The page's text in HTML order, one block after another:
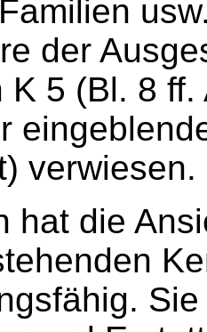
der
K 5 (Bl. 8
verwiesen.
hat die